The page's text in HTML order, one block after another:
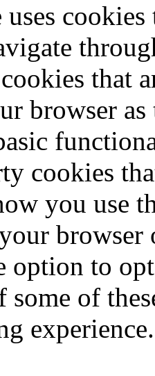
that
browser
cookies
you use
option to
of
experience.